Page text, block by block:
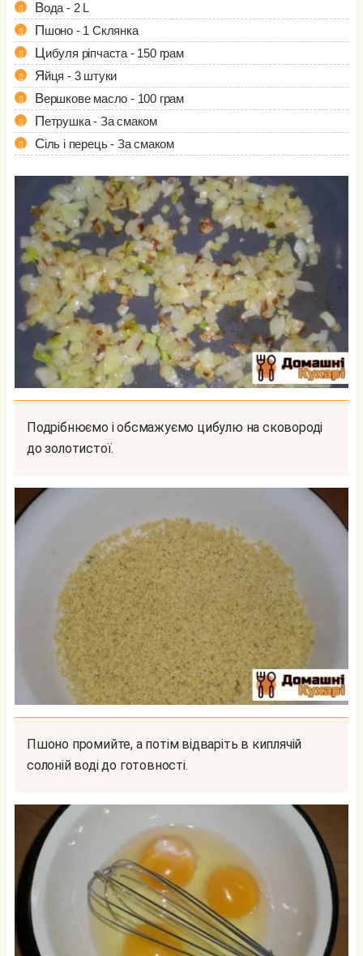
Вода - 2 L
Пшоно - 1 Склянка
Цибуля ріпчаста - 150 грам
Яйця - 3 штуки
Вершкове масло - 100 грам
Петрушка - За смаком
Сіль і перець - За смаком
Подрібнюємо і обсмажуємо цибулю на сковороді
до золотистої.
Пшоно промийте, а потім відваріть в киплячій
солоній воді до готовності.